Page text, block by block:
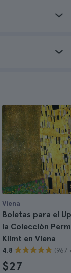
Viena
Boletas para el
la Colección
Klimt en Viena
4.8 (967
$27